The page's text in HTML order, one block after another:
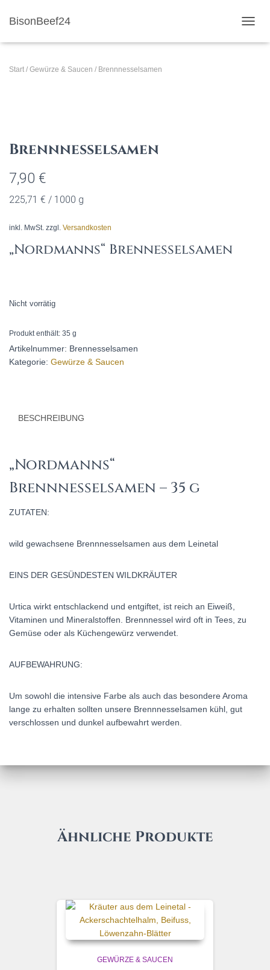
BisonBeef24
Start / Gewürze & Saucen / Brennnesselsamen
Brennnesselsamen
7,90 €
225,71 € / 1000 g
inkl. MwSt. zzgl. Versandkosten
„Nordmanns“ Brennesselsamen
Nicht vorrätig
Produkt enthält: 35 g
Artikelnummer: Brennesselsamen
Kategorie: Gewürze & Saucen
BESCHREIBUNG
„Nordmanns“
Brennnesselsamen – 35 g
ZUTATEN:
wild gewachsene Brennnesselsamen aus dem Leinetal
EINS DER GESÜNDESTEN WILDKRÄUTER
Urtica wirkt entschlackend und entgiftet, ist reich an Eiweiß,
Vitaminen und Mineralstoffen. Brennnessel wird oft in Tees, zu
Gemüse oder als Küchengewürz verwendet.
AUFBEWAHRUNG:
Um sowohl die intensive Farbe als auch das besondere Aroma
lange zu erhalten sollten unsere Brennnesselsamen kühl, gut
verschlossen und dunkel aufbewahrt werden.
Ähnliche Produkte
GEWÜRZE & SAUCEN